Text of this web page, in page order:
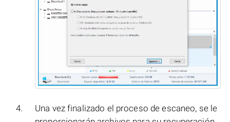
Una vez finalizado el proceso de escaneo, se le